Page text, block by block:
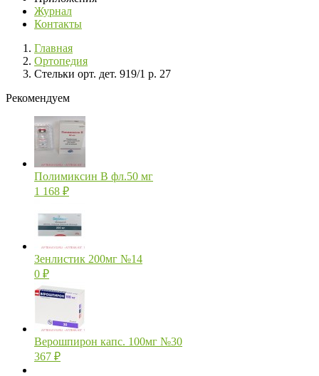
Журнал
Контакты
Главная
Ортопедия
Стельки орт. дет. 919/1 р. 27
Рекомендуем
Полимиксин В фл.50 мг
1 168 ₽
Зенлистик 200мг №14
0 ₽
Верошпирон капс. 100мг №30
367 ₽